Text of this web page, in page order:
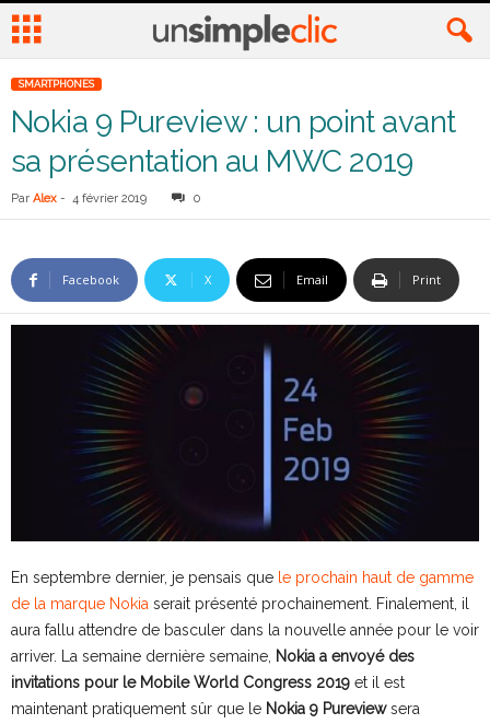
SMARTPHONES
Nokia 9 Pureview : un point avant
sa présentation au MWC 2019
Par Alex - 4 février 2019 0
Facebook X Email Print
En septembre dernier, je pensais que le prochain haut de gamme
de la marque Nokia serait présenté prochainement. Finalement, il
aura fallu attendre de basculer dans la nouvelle année pour le voir
arriver. La semaine dernière semaine, Nokia a envoyé des
invitations pour le Mobile World Congress 2019 et il est
maintenant pratiquement sûr que le Nokia 9 Pureviewsera